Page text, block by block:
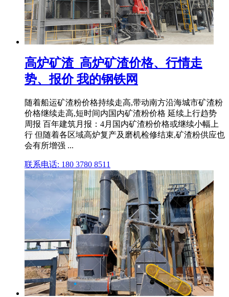
高炉矿渣_高炉矿渣价格、行情走
势、报价 我的钢铁网
随着船运矿渣粉价格持续走高,带动南方沿海城市矿渣粉
价格继续走高,短时间内国内矿渣粉价格 延续上行趋势
周报 百年建筑月报：4月国内矿渣粉价格或继续小幅上
行 但随着各区域高炉复产及磨机检修结束,矿渣粉供应也
会有所增强 ...
联系电话: 180 3780 8511